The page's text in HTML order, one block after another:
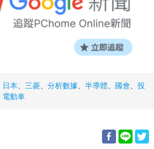
日本 三菱 分析數據 半導體 國會
投
電動車